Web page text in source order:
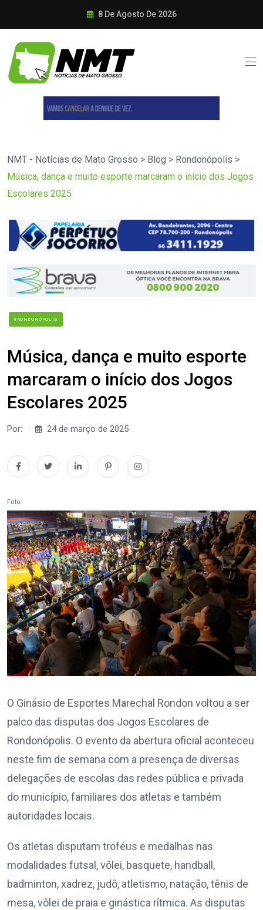
8 De Agosto De 2026
NMT - Notícias de Mato Grosso > Blog > Rondonópolis >
Música, dança e muito esporte marcaram o início dos Jogos
Escolares 2025
#RONDONÓPOLIS
Música, dança e muito esporte
marcaram o início dos Jogos
Escolares 2025
Por: 24 de março de 2025
Foto:
O Ginásio de Esportes Marechal Rondon voltou a ser
palco das disputas dos Jogos Escolares de
Rondonópolis. O evento da abertura oficial aconteceu
neste fim de semana com a presença de diversas
delegações de escolas das redes pública e privada
do município, familiares dos atletas e também
autoridades locais.
Os atletas disputam troféus e medalhas nas
modalidades futsal, vôlei, basquete, handball,
badminton, xadrez, judô, atletismo, natação, tênis de
mesa, vôlei de praia e ginástica rítmica. As disputas